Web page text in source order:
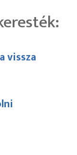
vissza